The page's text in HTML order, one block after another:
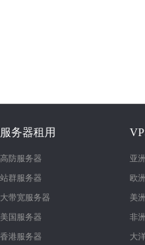
服务器租用
高防服务器
站群服务器
大带宽服务器
美国服务器
香港服务器
亚
欧
美
非
大